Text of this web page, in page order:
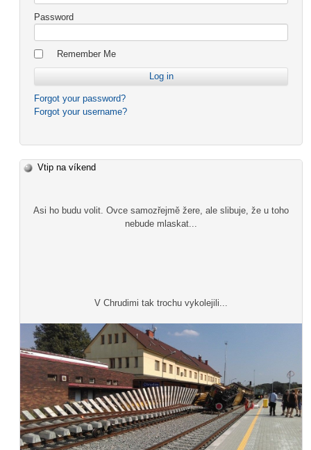
Password
Remember Me
Forgot your password?
Forgot your username?
Vtip na víkend
Asi ho budu volit. Ovce samozřejmě žere, ale slibuje, že u toho
nebude mlaskat...
V Chrudimi tak trochu vykolejili...